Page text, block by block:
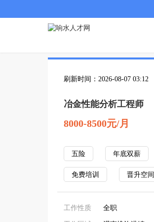
刷新时间：2026-08-07 03:12
冶金性能分析工程师
8000-8500元/月
五险 年底双薪
免费培训 晋升空间
工作性质 全职